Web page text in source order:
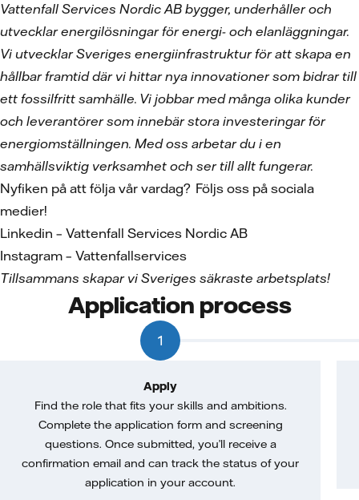
Vattenfall Services Nordic AB bygger, underhåller och
utvecklar energilösningar för energi- och elanläggningar.
Vi utvecklar Sveriges energiinfrastruktur för att skapa en
hållbar framtid där vi hittar nya innovationer som bidrar till
ett fossilfritt samhälle. Vi jobbar med många olika kunder
och leverantörer som innebär stora investeringar för
energiomställningen. Med oss arbetar du i en
samhällsviktig verksamhet och ser till allt fungerar.
Nyfiken på att följa vår vardag? Följs oss på sociala
medier!
Linkedin – Vattenfall Services Nordic AB
Instagram – Vattenfallservices
Tillsammans skapar vi Sveriges säkraste arbetsplats!
Application process
1
Apply
Find the role that fits your skills and ambitions.
Complete the application form and screening
questions. Once submitted, you’ll receive a
confirmation email and can track the status of your
application in your account.